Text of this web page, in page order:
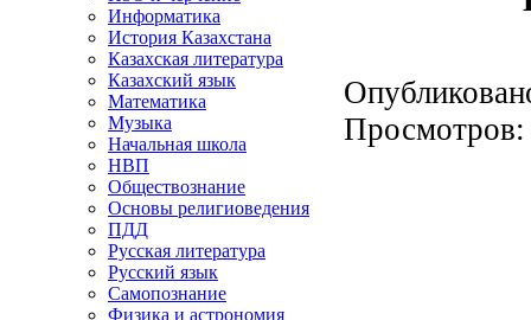
Информатика
История Казахстана
Казахская литература
Казахский язык
Математика
Музыка
Начальная школа
НВП
Обществознание
Основы религиоведения
ПДД
Русская литература
Русский язык
Самопознание
Физика и астрономия